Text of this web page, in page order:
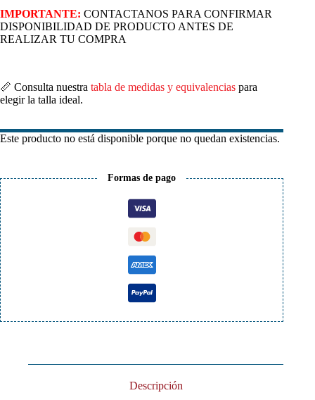
IMPORTANTE: CONTACTANOS PARA CONFIRMAR
DISPONIBILIDAD DE PRODUCTO ANTES DE
REALIZAR TU COMPRA
📏 Consulta nuestra tabla de medidas y equivalencias para
elegir la talla ideal.
Este producto no está disponible porque no quedan existencias.
Formas de pago
Descripción